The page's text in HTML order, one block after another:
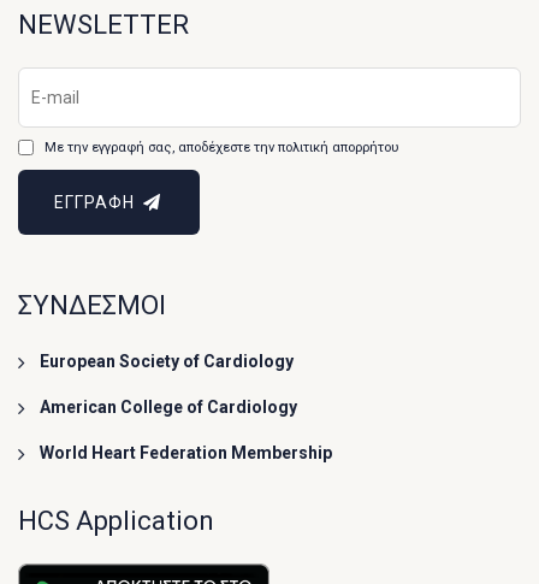
NEWSLETTER
Με την εγγραφή σας, αποδέχεστε την πολιτική απορρήτου
ΕΓΓΡΑΦΗ
ΣΥΝΔΕΣΜΟΙ
European Society of Cardiology
American College of Cardiology
World Heart Federation Membership
HCS Application